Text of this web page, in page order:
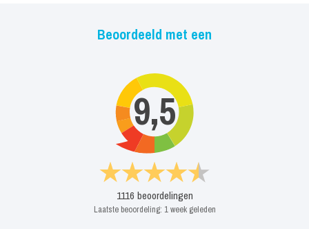
Beoordeeld met een
9,5
1116 beoordelingen
Laatste beoordeling: 1 week geleden